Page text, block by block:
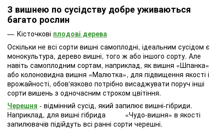
З вишнею по сусідству добре уживаються
багато рослин
Кісточкові плодові дерева
Оскільки не всі сорти вишні самоплодні, ідеальним сусідом є
монокультура, дерево вишні, того ж або іншого сорту. Але
навіть самоплодним сортам, наприклад, як вишня «Шпанка»
або колоновидна вишня «Малютка», для підвищення якості і
врожайності, обов'язково потрібно висаджувати поруч інші
сорти вишень з одночасним строком цвітіння.
Черешня - відмінний сусід, який запилює вишні-гібриди.
Наприклад, для вишні гібрида «Чудо-вишня» в якості
запилювачів підійдуть всі ранні сорти черешні.